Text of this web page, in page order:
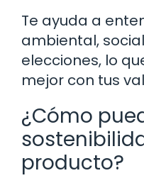
Te ayuda a
ambiental,
elecciones, lo
mejor con tus
¿Cómo
producto?